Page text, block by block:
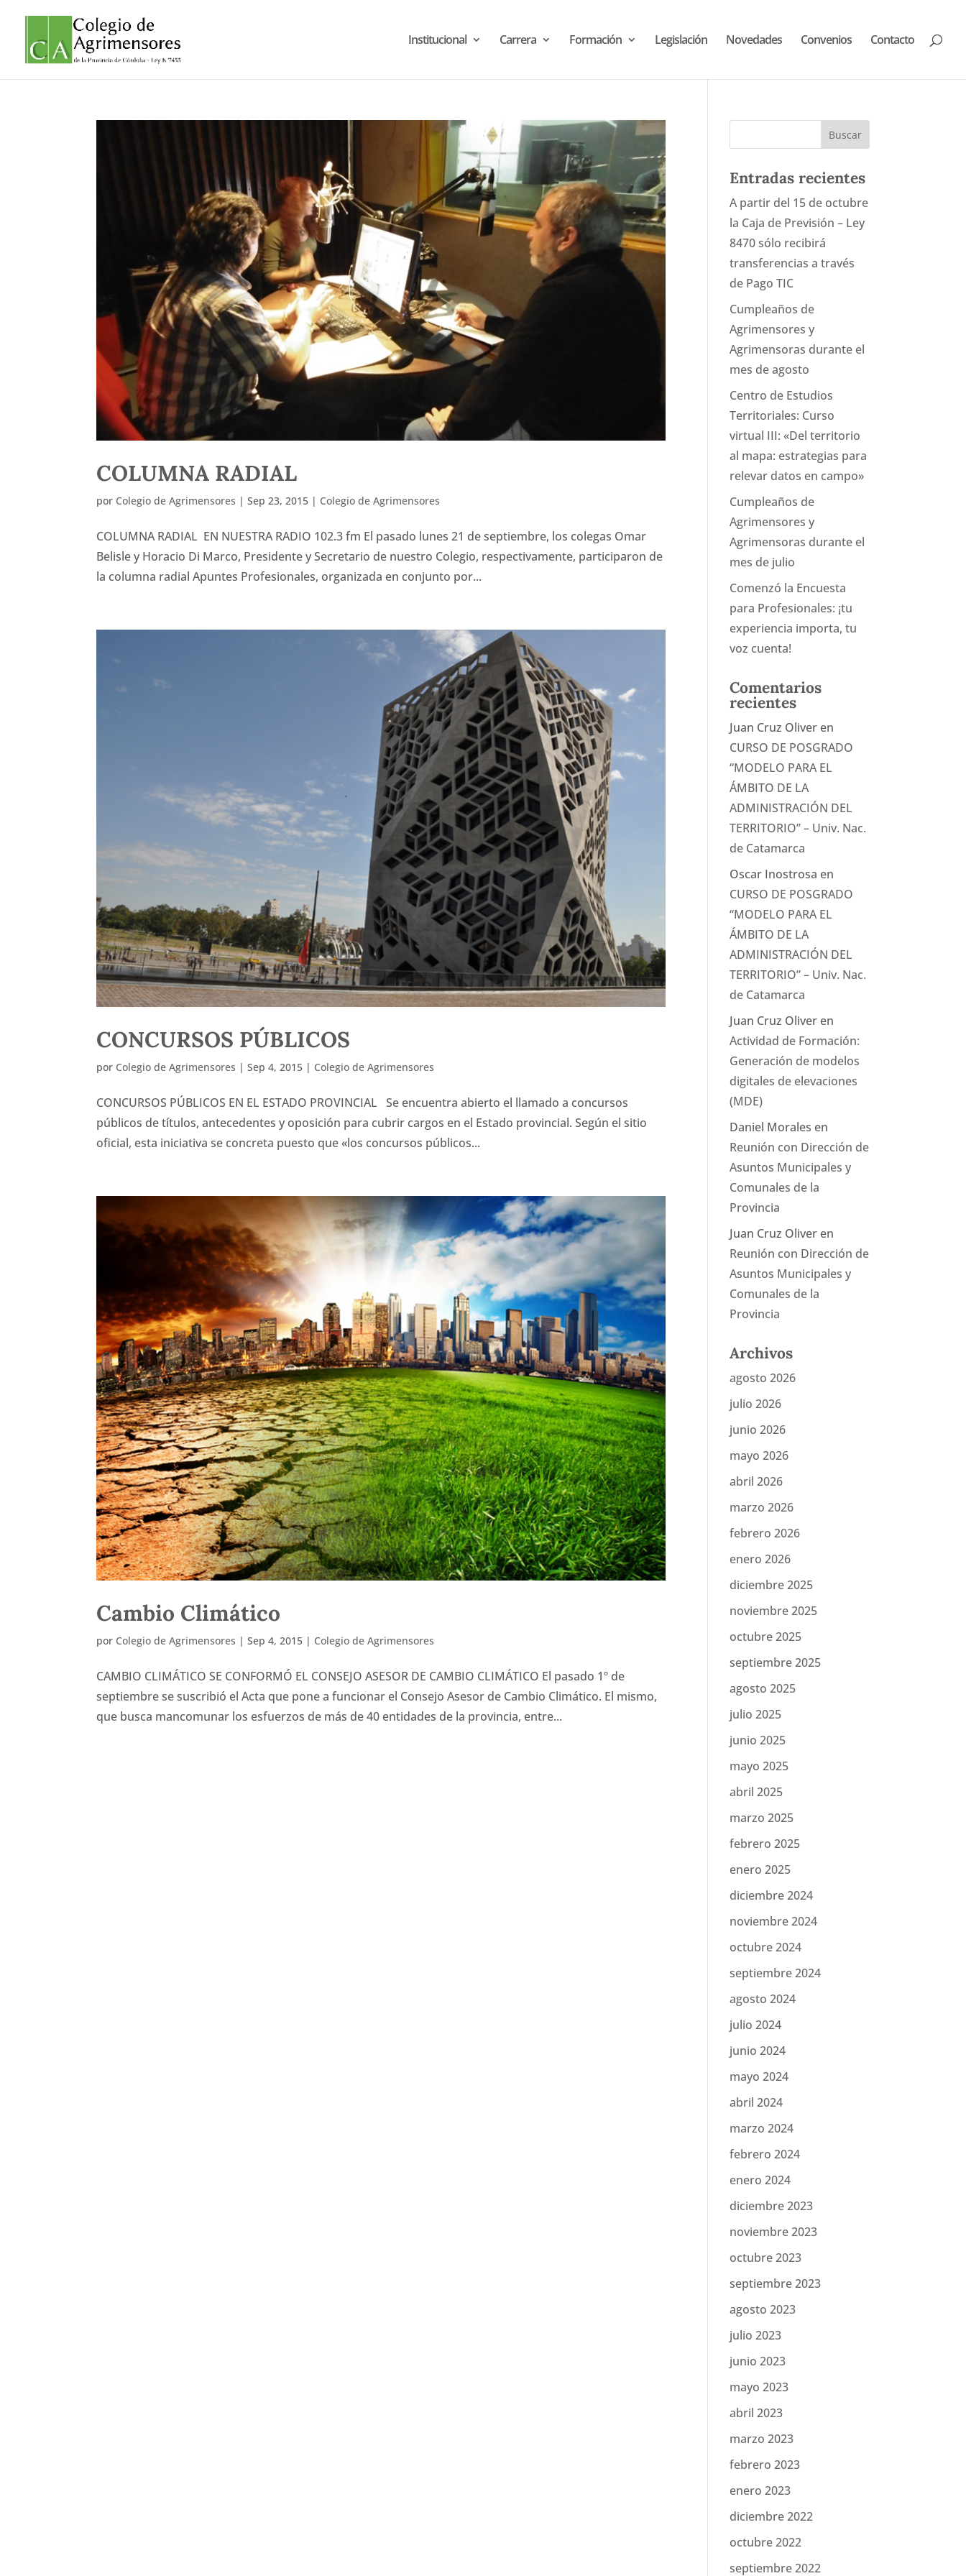
Institucional Carrera Formación Legislación Novedades Convenios Contacto
COLUMNA RADIAL
por Colegio de Agrimensores |Sep 23, 2015 | Colegio de Agrimensores
COLUMNA RADIAL EN NUESTRA RADIO 102.3 fm El pasado lunes 21 de septiembre, los colegas Omar
Belisle y Horacio Di Marco, Presidente y Secretario de nuestro Colegio, respectivamente, participaron de
la columna radial Apuntes Profesionales, organizada en conjunto por...
CONCURSOS PÚBLICOS
por Colegio de Agrimensores |Sep 4, 2015 | Colegio de Agrimensores
CONCURSOS PÚBLICOS EN EL ESTADO PROVINCIAL Se encuentra abierto el llamado a concursos
públicos de títulos, antecedentes y oposición para cubrir cargos en el Estado provincial. Según el sitio
oficial, esta iniciativa se concreta puesto que «los concursos públicos...
Cambio Climático
por Colegio de Agrimensores |Sep 4, 2015 | Colegio de Agrimensores
CAMBIO CLIMÁTICO SE CONFORMÓ EL CONSEJO ASESOR DE CAMBIO CLIMÁTICO El pasado 1º de
septiembre se suscribió el Acta que pone a funcionar el Consejo Asesor de Cambio Climático. El mismo,
que busca mancomunar los esfuerzos de más de 40 entidades de la provincia, entre...
Entradas recientes
A partir del 15 de octubre
la Caja de Previsión – Ley
8470 sólo recibirá
transferencias a través
de Pago TIC
Cumpleaños de
Agrimensores y
Agrimensoras durante el
mes de agosto
Centro de Estudios
Territoriales: Curso
virtual III: «Del territorio
al mapa: estrategias para
relevar datos en campo»
Cumpleaños de
Agrimensores y
Agrimensoras durante el
mes de julio
Comenzó la Encuesta
para Profesionales: ¡tu
experiencia importa, tu
voz cuenta!
Comentarios
recientes
Juan Cruz Oliver en
CURSO DE POSGRADO
“MODELO PARA EL
ÁMBITO DE LA
ADMINISTRACIÓN DEL
TERRITORIO” – Univ. Nac.
de Catamarca
Oscar Inostrosa en
CURSO DE POSGRADO
“MODELO PARA EL
ÁMBITO DE LA
ADMINISTRACIÓN DEL
TERRITORIO” – Univ. Nac.
de Catamarca
Juan Cruz Oliver en
Actividad de Formación:
Generación de modelos
digitales de elevaciones
(MDE)
Daniel Morales en
Reunión con Dirección de
Asuntos Municipales y
Comunales de la
Provincia
Juan Cruz Oliver en
Reunión con Dirección de
Asuntos Municipales y
Comunales de la
Provincia
Archivos
agosto 2026
julio 2026
junio 2026
mayo 2026
abril 2026
marzo 2026
febrero 2026
enero 2026
diciembre 2025
noviembre 2025
octubre 2025
septiembre 2025
agosto 2025
julio 2025
junio 2025
mayo 2025
abril 2025
marzo 2025
febrero 2025
enero 2025
diciembre 2024
noviembre 2024
octubre 2024
septiembre 2024
agosto 2024
julio 2024
junio 2024
mayo 2024
abril 2024
marzo 2024
febrero 2024
enero 2024
diciembre 2023
noviembre 2023
octubre 2023
septiembre 2023
agosto 2023
julio 2023
junio 2023
mayo 2023
abril 2023
marzo 2023
febrero 2023
enero 2023
diciembre 2022
octubre 2022
septiembre 2022